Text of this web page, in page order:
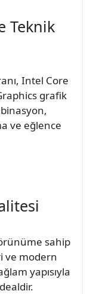
Teknik
Intel Core
grafik
ve eğlence
sahip
ve modern
yapısıyla